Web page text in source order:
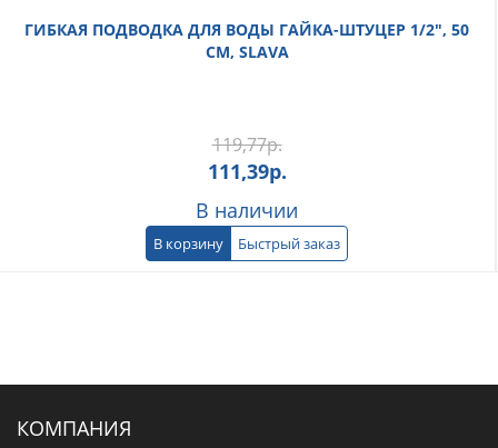
ГИБКАЯ ПОДВОДКА ДЛЯ ВОДЫ ГАЙКА-ШТУЦЕР 1/2", 50
СМ, SLAVA
119,77р.
111,39р.
В наличии
В корзину Быстрый заказ
КОМПАНИЯ